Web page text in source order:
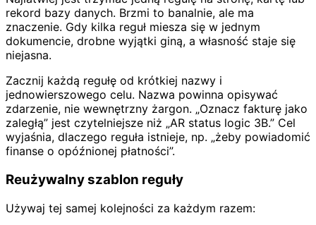
rekord bazy danych. Brzmi to banalnie, ale ma
znaczenie. Gdy kilka reguł miesza się w jednym
dokumencie, drobne wyjątki giną, a własność staje się
niejasna.
Zacznij każdą regułę od krótkiej nazwy i
jednowierszowego celu. Nazwa powinna opisywać
zdarzenie, nie wewnętrzny żargon. „Oznacz fakturę jako
zaległą” jest czytelniejsze niż „AR status logic 3B.” Cel
wyjaśnia, dlaczego reguła istnieje, np. „żeby powiadomić
finanse o opóźnionej płatności”.
Reużywalny szablon reguły
Używaj tej samej kolejności za każdym razem: